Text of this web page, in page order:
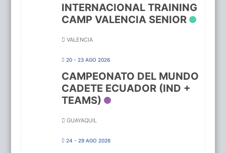
INTERNACIONAL TRAINING
CAMP VALENCIA SENIOR
VALENCIA
20 - 23 AGO 2026
CAMPEONATO DEL MUNDO
CADETE ECUADOR (IND +
TEAMS)
GUAYAQUIL
24 - 29 AGO 2026